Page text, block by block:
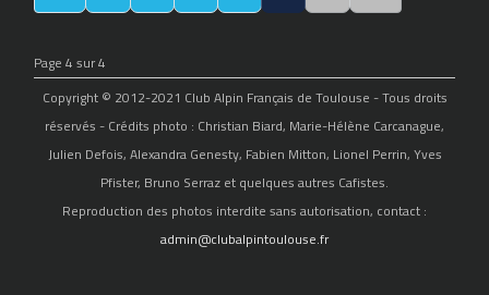
Page 4 sur 4
Copyright © 2012-2021 Club Alpin Français de Toulouse - Tous droits
réservés - Crédits photo : Christian Biard, Marie-Hélène Carcanague,
Julien Defois, Alexandra Genesty, Fabien Mitton, Lionel Perrin, Yves
Pfister, Bruno Serraz et quelques autres Cafistes.
Reproduction des photos interdite sans autorisation, contact :
admin@clubalpintoulouse.fr